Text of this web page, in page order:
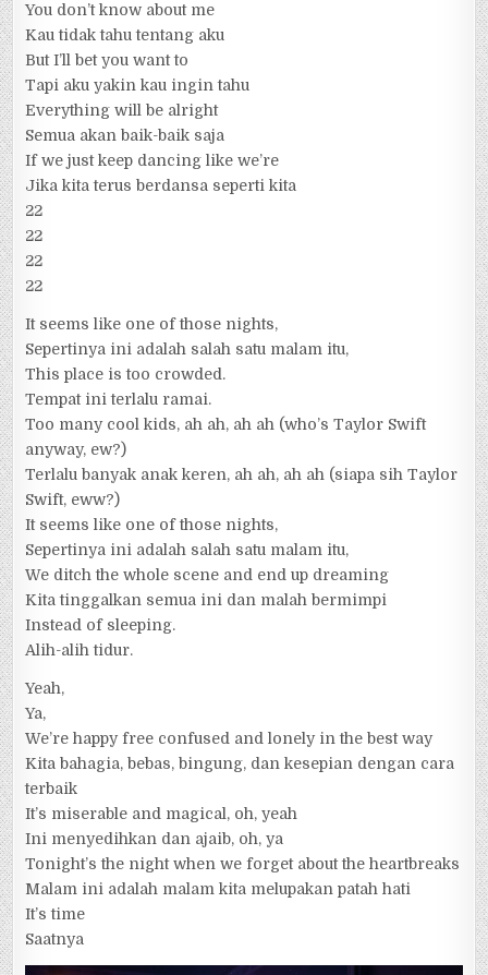
You don’t know about me
Kau tidak tahu tentang aku
But I’ll bet you want to
Tapi aku yakin kau ingin tahu
Everything will be alright
Semua akan baik-baik saja
If we just keep dancing like we’re
Jika kita terus berdansa seperti kita
22
22
22
22
It seems like one of those nights,
Sepertinya ini adalah salah satu malam itu,
This place is too crowded.
Tempat ini terlalu ramai.
Too many cool kids, ah ah, ah ah (who’s Taylor Swift
anyway, ew?)
Terlalu banyak anak keren, ah ah, ah ah (siapa sih Taylor
Swift, eww?)
It seems like one of those nights,
Sepertinya ini adalah salah satu malam itu,
We ditch the whole scene and end up dreaming
Kita tinggalkan semua ini dan malah bermimpi
Instead of sleeping.
Alih-alih tidur.
Yeah,
Ya,
We’re happy free confused and lonely in the best way
Kita bahagia, bebas, bingung, dan kesepian dengan cara
terbaik
It’s miserable and magical, oh, yeah
Ini menyedihkan dan ajaib, oh, ya
Tonight’s the night when we forget about the heartbreaks
Malam ini adalah malam kita melupakan patah hati
It’s time
Saatnya